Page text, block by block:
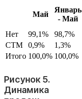
Май
Январь
- Май
Нет
99,1% 98,7%
СТМ
0,9% 1,3%
Итого 100,0% 100,0%
Рисунок 5.
Динамика